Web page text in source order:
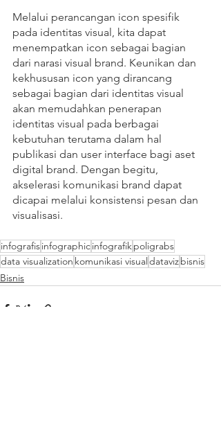
Melalui perancangan icon spesifik
pada identitas visual, kita dapat
menempatkan icon sebagai bagian
dari narasi visual brand. Keunikan dan
kekhususan icon yang dirancang
sebagai bagian dari identitas visual
akan memudahkan penerapan
identitas visual pada berbagai
kebutuhan terutama dalam hal
publikasi dan user interface bagi aset
digital brand. Dengan begitu,
akselerasi komunikasi brand dapat
dicapai melalui konsistensi pesan dan
visualisasi.
infografisinfographicinfografikpoligrabs
data visualization komunikasi visualdatavizbisnis
Bisnis